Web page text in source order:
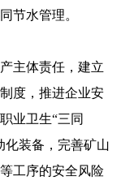
节水管理。
主体责任，建立
度，推进企业安
业卫生“三同
化装备，完善矿山
工序的安全风险